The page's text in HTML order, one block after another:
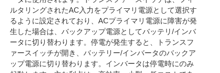
ルタリングされたAC入力をプライマリ電源として選択す
るように設定されており、ACプライマリ電源に障害が発
生した場合は、バックアップ電源としてバッテリ/インバ
ータに切り替わります。停電が発生すると、トランスフ
ァースイッチが開き、バッテリー/インバータのバックア
ップ電源に切り替わります。インバータは停電時にのみ